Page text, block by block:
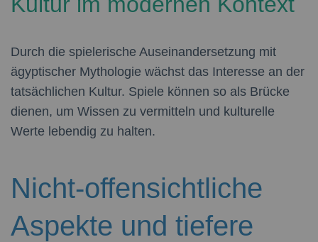
Durch die spielerische Auseinandersetzung mit
ägyptischer Mythologie wächst das Interesse an der
tatsächlichen Kultur. Spiele können so als Brücke
dienen, um Wissen zu vermitteln und kulturelle
Werte lebendig zu halten.
Nicht-offensichtliche
Aspekte und tiefere